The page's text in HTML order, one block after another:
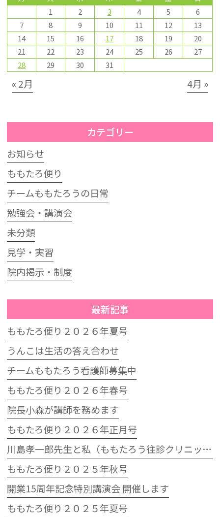
1 2 3 4 5
6
7
8 9 10 11 12
13
14
15 16 17 18 19
20
21
22 23 24 25 26
27
28
29 30 31
« 2月 4月 »
カテゴリー
お知らせ
ももたろ便り
チームももたろうの日常
勉強会・講演会
未分類
見学・実習
院内掲示・制度
最新記事
ももたろ便り２０２６年夏号
うんこは生活の答え合わせ
チームももたろう看護師募集中
ももたろ便り２０２６年春号
院長小森が講師を務めます
ももたろ便り２０２６年正月号
川島孝一郎先生と私（ももたろう往診クリニック開院15周年記念特別講演会）
ももたろ便り２０２５年秋号
開業15周年記念特別講演会 開催します
ももたろ便り２０２５年夏号